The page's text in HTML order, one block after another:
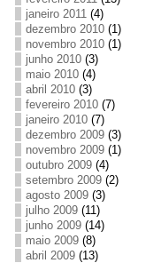
janeiro 2011(4)
dezembro 2010(1)
novembro 2010(1)
junho 2010(3)
maio 2010(4)
abril 2010(3)
fevereiro 2010(7)
janeiro 2010(7)
dezembro 2009(3)
novembro 2009(1)
outubro 2009(4)
setembro 2009(2)
agosto 2009(3)
julho 2009(11)
junho 2009(14)
maio 2009(8)
abril 2009(13)